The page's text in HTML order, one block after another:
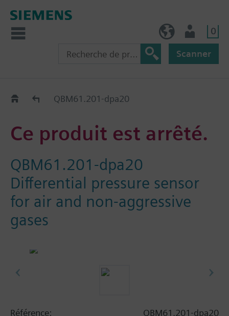
0
Scanner
Old2NewQBM61.201-dpa20
Ce produit est arrêté.
QBM61.201-dpa20
Differential pressure sensor
for air and non-aggressive
gases
Référence:
QBM61.201-dpa20